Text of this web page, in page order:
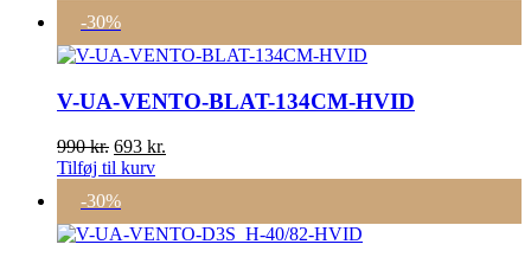
var:
930 kr..651 kr..
-30%
V-UA-VENTO-BLAT-134CM-HVID
990kr. Den
oprindelige
var:
990 kr..
693 kr.
693 kr..
Tilføj til kurv
-30%